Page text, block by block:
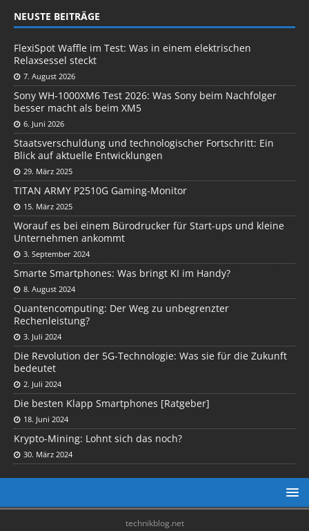
NEUSTE BEITRÄGE
FlexiSpot Waffle im Test: Was in einem elektrischen
Relaxsessel steckt
7. August 2026
Sony WH-1000XM6 Test 2026: Was Sony beim Nachfolger
besser macht als beim XM5
6. Juni 2026
Staatsverschuldung und technologischer Fortschritt: Ein
Blick auf aktuelle Entwicklungen
29. März 2025
TITAN ARMY P2510G Gaming-Monitor
15. März 2025
Worauf es bei einem Bürodrucker für Start-ups und kleine
Unternehmen ankommt
3. September 2024
Smarte Smartphones: Was bringt KI im Handy?
8. August 2024
Quantencomputing: Der Weg zu unbegrenzter
Rechenleistung?
3. Juli 2024
Die Revolution der 5G-Technologie: Was sie für die Zukunft
bedeutet
2. Juli 2024
Die besten Klapp Smartphones [Ratgeber]
18. Juni 2024
Krypto-Mining: Lohnt sich das noch?
30. März 2024
technikblog.net